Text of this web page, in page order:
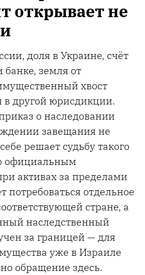
открывает не
доля в Украине, счёт
банке, земля от
хвост
в другой юрисдикции.
о наследовании
завещания не
решает судьбу такого
официальным
активах за пределами
потребоваться отдельное
стране, а
наследственный
за границей — для
уже в Израиле
обращение здесь.